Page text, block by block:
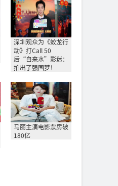
深圳观众为《蛟龙行
动》打Call 50
后“自来水”影迷：
拍出了强国梦！
马丽主演电影票房破
180亿